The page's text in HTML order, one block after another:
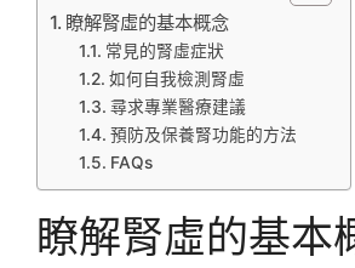
瞭解腎虛的基本概念
常見的腎虛症狀
如何自我檢測腎虛
尋求專業醫療建議
預防及保養腎功能的方法
FAQs
瞭解腎虛的基本